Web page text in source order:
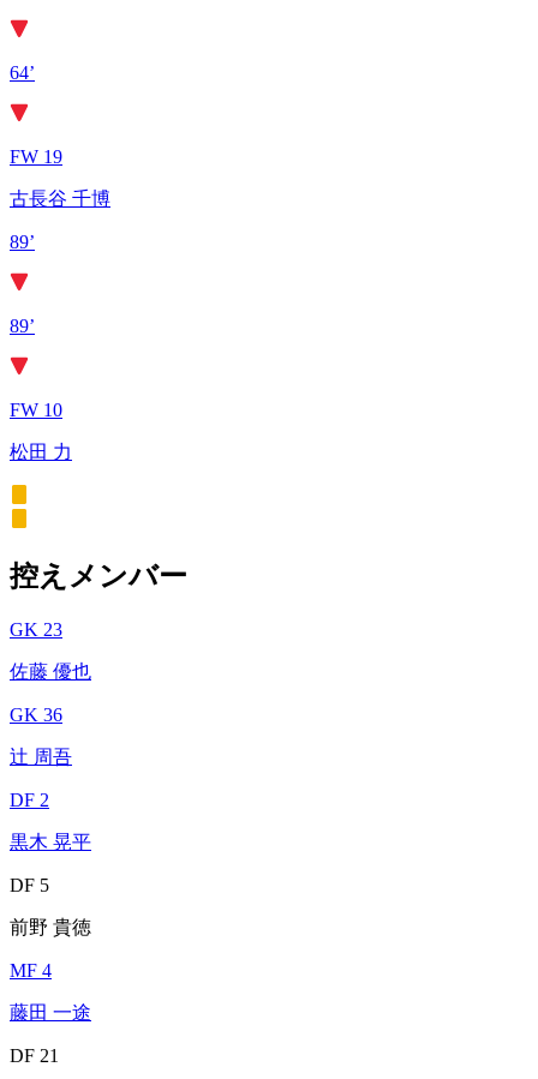
64’
FW 19
古長谷 千博
89’
89’
FW 10
松田 力
控えメンバー
GK 23
佐藤 優也
GK 36
辻 周吾
DF 2
黒木 晃平
DF 5
前野 貴徳
MF 4
藤田 一途
DF 21